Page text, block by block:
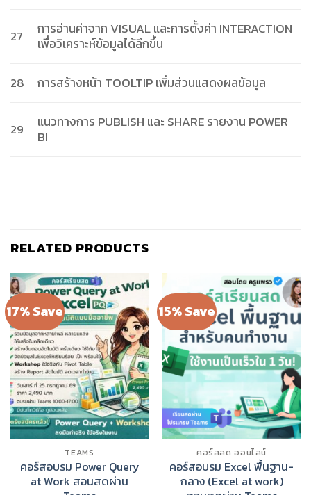
27
การอ่านค่าจาก VISUAL และการตั้งค่า INTERACTION
เพื่อวิเคราะห์ข้อมูลได้ลึกขึ้น
28 การสร้างหน้า TOOLTIP เพิ่มส่วนแสดงผลข้อมูล
29
แนวทางการ PUBLISH และ SHARE รายงาน POWER
BI
RELATED PRODUCTS
17% Save
TEAMS
คอร์สอบรม Power Query
at Work สอนสดผ่าน
15% Save
คอร์สสด ออนไลน์
คอร์สอบรม Excel พื้นฐาน-
กลาง (Excel at work)